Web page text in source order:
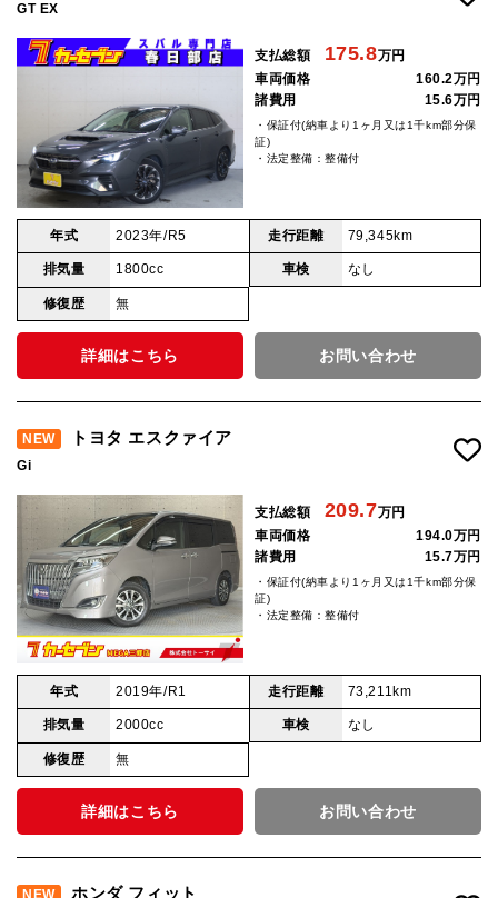
GT EX
支払総額 175.8万円
車両価格
160.2万円
諸費用
15.6万円
・保証付(納車より1ヶ月又は1千km部分保
証)
・法定整備：整備付
年式 2023年/R5 走行距離 79,345km
排気量 1800cc 車検 なし
修復歴 無
詳細はこちら お問い合わせ
NEW トヨタ エスクァイア
Gi
支払総額 209.7万円
車両価格
194.0万円
諸費用
15.7万円
・保証付(納車より1ヶ月又は1千km部分保
証)
・法定整備：整備付
年式 2019年/R1 走行距離 73,211km
排気量 2000cc 車検 なし
修復歴 無
詳細はこちら お問い合わせ
ホンダ フィット